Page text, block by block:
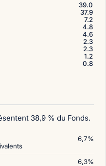
39.0
37.9
7.2
4.8
4.6
2.3
2.3
1.2
0.8
38,9 % du Fonds.
6,7%
6,3%